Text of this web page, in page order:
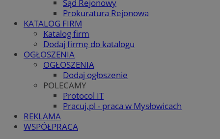
Sąd Rejonowy
Prokuratura Rejonowa
KATALOG FIRM
Katalog firm
Dodaj firmę do katalogu
OGŁOSZENIA
OGŁOSZENIA
Dodaj ogłoszenie
POLECAMY
Protocol IT
Pracuj.pl - praca w Mysłowicach
REKLAMA
WSPÓŁPRACA